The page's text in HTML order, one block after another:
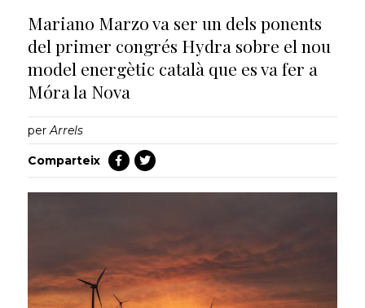
Mariano Marzo va ser un dels ponents
del primer congrés Hydra sobre el nou
model energètic català que es va fer a
Móra la Nova
perArrels
Comparteix